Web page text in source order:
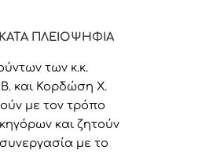
ΠΛΕΙΟΨΗΦΙΑ
των κ.κ.
και Κορδώση Χ.
με τον τρόπο
και ζητούν
με το